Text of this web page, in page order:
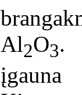
Al2O3.